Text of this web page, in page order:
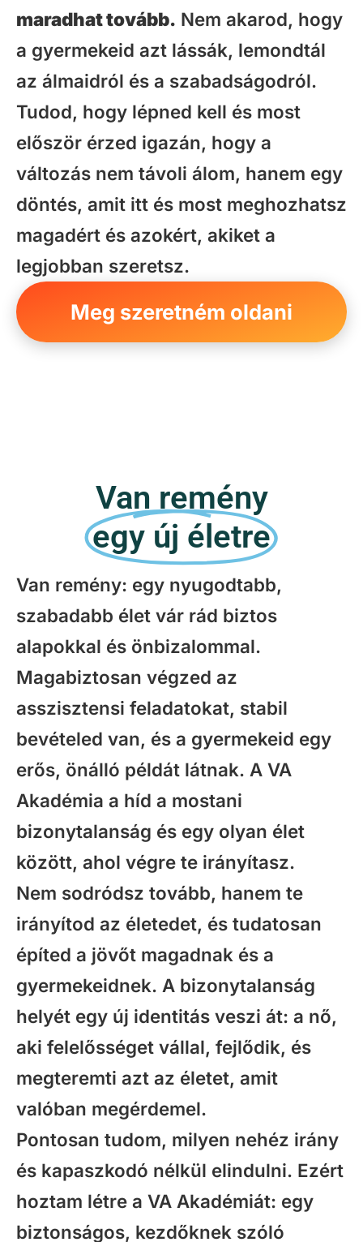
maradhat tovább. Nem akarod, hogy
a gyermekeid azt lássák, lemondtál
az álmaidról és a szabadságodról.
Tudod, hogy lépned kell és most
először érzed igazán, hogy a
változás nem távoli álom, hanem egy
döntés, amit itt és most meghozhatsz
magadért és azokért, akiket a
legjobban szeretsz.
Meg szeretném oldani
Van remény
egy új életre
Van remény: egy nyugodtabb,
szabadabb élet vár rád biztos
alapokkal és önbizalommal.
Magabiztosan végzed az
asszisztensi feladatokat, stabil
bevételed van, és a gyermekeid egy
erős, önálló példát látnak. A VA
Akadémia a híd a mostani
bizonytalanság és egy olyan élet
között, ahol végre te irányítasz.
Nem sodródsz tovább, hanem te
irányítod az életedet, és tudatosan
építed a jövőt magadnak és a
gyermekeidnek. A bizonytalanság
helyét egy új identitás veszi át: a nő,
aki felelősséget vállal, fejlődik, és
megteremti azt az életet, amit
valóban megérdemel.
Pontosan tudom, milyen nehéz irány
és kapaszkodó nélkül elindulni. Ezért
hoztam létre a VA Akadémiát: egy
biztonságos, kezdőknek szóló